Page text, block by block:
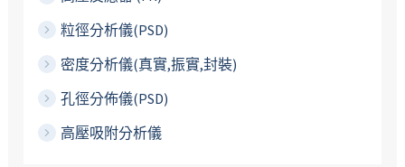
粒徑分析儀(PSD)
密度分析儀(真實,振實,封裝)
孔徑分佈儀(PSD)
高壓吸附分析儀